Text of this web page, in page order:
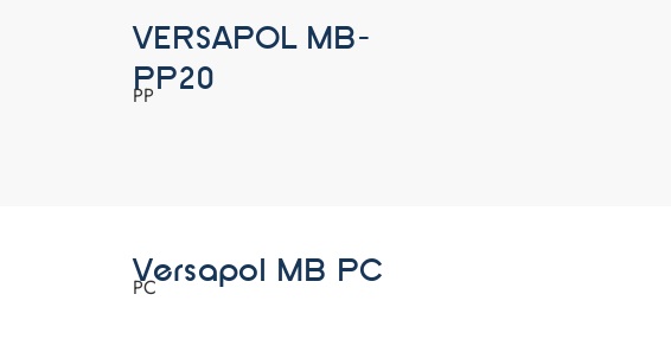
VERSAPOL MB-
PP20
PP
Versapol MB PC
PC